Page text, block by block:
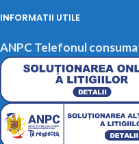
INFORMATII UTILE
ANPC Telefonul